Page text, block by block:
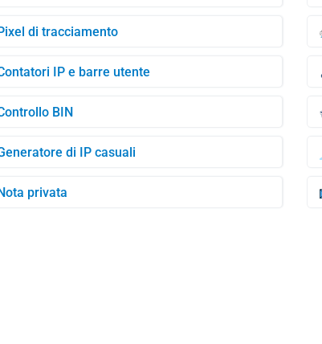
di tracciamento
IP e barre utente
BIN
di IP casuali
privata